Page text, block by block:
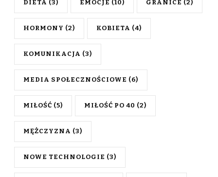
DIETA (3) EMOCJE (10) GRANICE (2)
HORMONY (2) KOBIETA (4)
KOMUNIKACJA (3)
MEDIA SPOŁECZNOŚCIOWE (6)
MIŁOŚĆ (5) MIŁOŚĆ PO 40 (2)
MĘŻCZYZNA (3)
NOWE TECHNOLOGIE (3)